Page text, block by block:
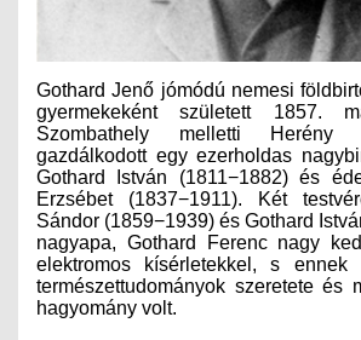
NYOMTATVÁNYOK
SZAKCSOPORTOK
ELEKTROTECHNIKAI
ÉPÜLETGÉPÉSZETI
GEODÉZIAI ÉS GEOINFORMATIKAI
KÖRNYEZETVÉDELMI
Gothard Jenő jómódú nemesi
gyermekeként született 1857.
Szombathely melletti Herény
gazdálkodott egy ezerholdas
Gothard István (1811−1882) és
Erzsébet (1837−1911). Két
Sándor (1859−1939) és Gothard
nagyapa, Gothard Ferenc nagy
elektromos kísérletekkel, s ennek
természettudományok szeretete és
hagyomány volt.